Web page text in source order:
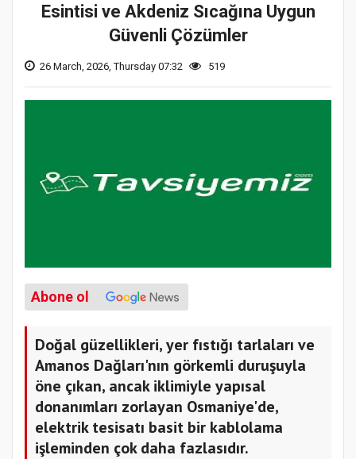
Esintisi ve Akdeniz Sıcağına Uygun
Güvenli Çözümler
26 March, 2026, Thursday 07:32 519
Abone ol
Doğal güzellikleri, yer fıstığı tarlaları ve
Amanos Dağları'nın görkemli duruşuyla
öne çıkan, ancak iklimiyle yapısal
donanımları zorlayan Osmaniye'de,
elektrik tesisatı basit bir kablolama
işleminden çok daha fazlasıdır.